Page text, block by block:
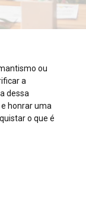
ou
a
dessa
honrar uma
o que é